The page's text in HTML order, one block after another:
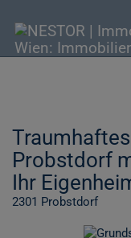
Probstdorf
Ihr
2301 Probstdorf